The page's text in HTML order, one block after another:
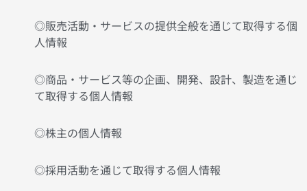
◎販売活動・サービスの提供全般を通じて取得する個
人情報
◎商品・サービス等の企画、開発、設計、製造を通じ
て取得する個人情報
◎株主の個人情報
◎採用活動を通じて取得する個人情報